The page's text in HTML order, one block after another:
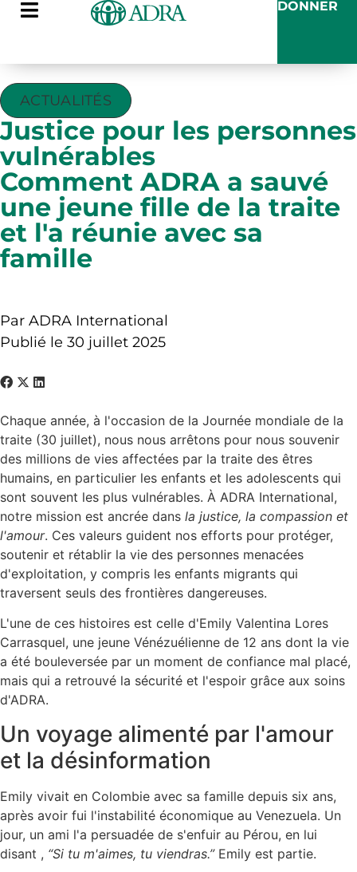
DONNER
ACTUALITÉS
Justice pour les personnes
vulnérables
Comment ADRA a sauvé
une jeune fille de la traite
et l'a réunie avec sa
famille
Par ADRA International
Publié le 30 juillet 2025
Chaque année, à l'occasion de la Journée mondiale de la
traite (30 juillet), nous nous arrêtons pour nous souvenir
des millions de vies affectées par la traite des êtres
humains, en particulier les enfants et les adolescents qui
sont souvent les plus vulnérables. À ADRA International,
notre mission est ancrée dans la justice, la compassion et
l'amour. Ces valeurs guident nos efforts pour protéger,
soutenir et rétablir la vie des personnes menacées
d'exploitation, y compris les enfants migrants qui
traversent seuls des frontières dangereuses.
L'une de ces histoires est celle d'Emily Valentina Lores
Carrasquel, une jeune Vénézuélienne de 12 ans dont la vie
a été bouleversée par un moment de confiance mal placé,
mais qui a retrouvé la sécurité et l'espoir grâce aux soins
d'ADRA.
Un voyage alimenté par l'amour
et la désinformation
Emily vivait en Colombie avec sa famille depuis six ans,
après avoir fui l'instabilité économique au Venezuela. Un
jour, un ami l'a persuadée de s'enfuir au Pérou, en lui
disant , “Si tu m'aimes, tu viendras.”Emily est partie.